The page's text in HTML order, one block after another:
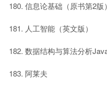
信息论基础（原书第2版）
人工智能（英文版）
数据结构与算法分析
阿莱夫